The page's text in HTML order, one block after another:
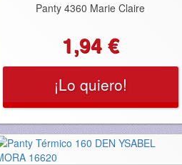
Panty 4360 Marie Claire
1,94 €
¡Lo quiero!